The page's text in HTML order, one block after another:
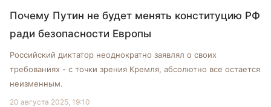
Почему Путин не будет менять конституцию РФ
ради безопасности Европы
Российский диктатор неоднократно заявлял о своих
требованиях - с точки зрения Кремля, абсолютно все остается
неизменным.
20 августа 2025, 19:10